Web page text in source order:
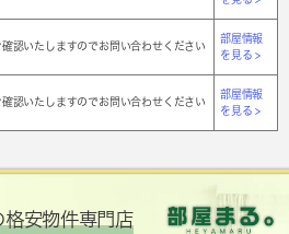
認いたしますのでお問い合わせください
部屋情報
を見る >
認いたしますのでお問い合わせください
部屋情報
を見る >
安物件専門店